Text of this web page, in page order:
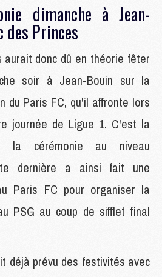
dimanche à Jean-
des Princes
donc dû en théorie fêter
soir à Jean-Bouin sur la
du Paris FC, qu'il affronte lors
journée de Ligue 1. C'est la
la cérémonie au niveau
dernière a ainsi fait une
Paris FC pour organiser la
PSG au coup de sifflet final
déjà prévu des festivités avec